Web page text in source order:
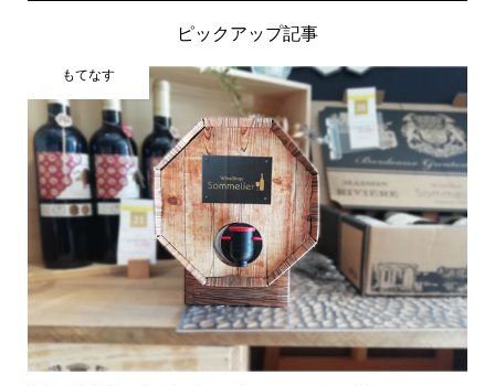
ピックアップ記事
もてなす